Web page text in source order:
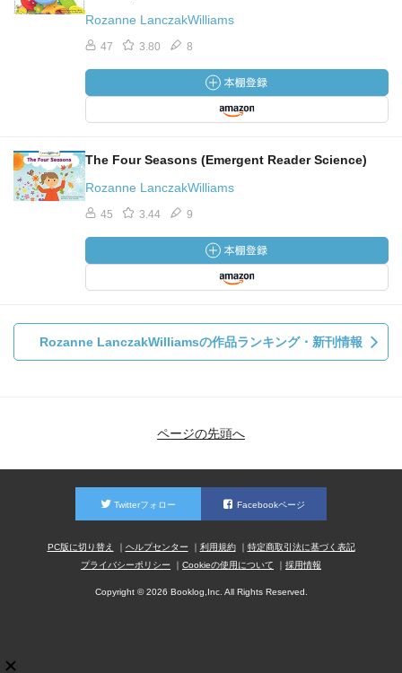
Rozanne LanczakWilliams
47 3.80 8
The Four Seasons (Emergent Reader Science)
Rozanne LanczakWilliams
45 3.44 9
Rozanne LanczakWilliamsの作品ランキング・新刊情報
ページの先頭へ
Twitterフォロー Facebookページ
PC版に切り替え ヘルプセンター 利用規約
特定商取引法に基づく表記
プライバシーポリシー
Cookieの使用について 採用情報
Copyright © 2026 Booklog,Inc. All Rights Reserved.